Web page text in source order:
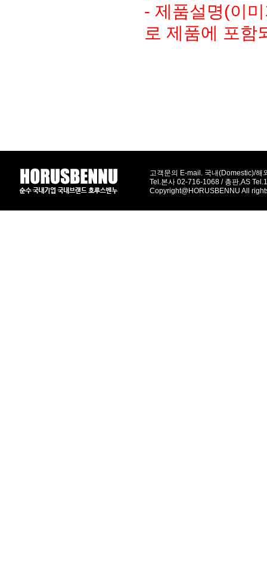
- 제품설명(이
로 제품에 포함
고객문의 E-mail. 국내(Domestic)/
Tel.본사 02-716-1068 / 총판,AS
Copyright@HORUSBENNU All